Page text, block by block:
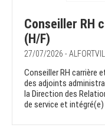
Conseiller RH
(H/F)
27/07/2026 -
Conseiller RH carrière
des adjoints
la Direction des
de service et intégré(e)